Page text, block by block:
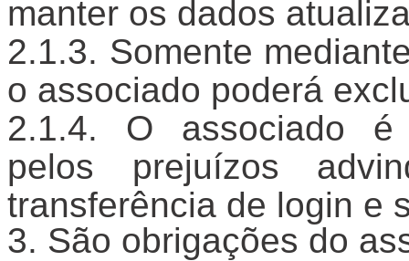
manter os dados
Somente
o associado poderá
O associado é
pelos prejuízos
transferência de login e
São obrigações do